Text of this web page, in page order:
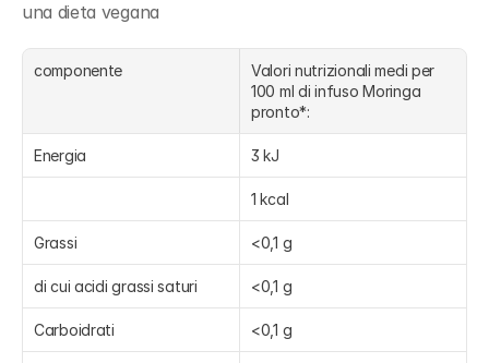
una dieta vegana
componente
Valori nutrizionali medi per
100 ml di infuso Moringa
pronto*:
Energia 3 kJ
1 kcal
Grassi <0,1 g
di cui acidi grassi saturi <0,1 g
Carboidrati <0,1 g